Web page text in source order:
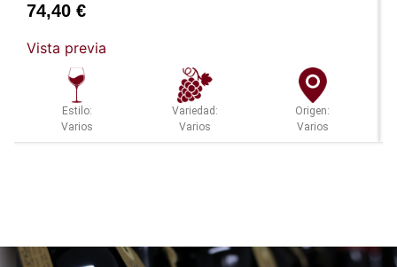
74,40 €
Vista previa
Estilo:
Varios
Variedad:
Varios
Origen:
Varios